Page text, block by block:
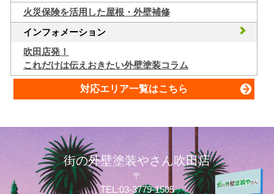
火災保険を活用した屋根・外壁補修
インフォメーション
吹田店発！
これだけは伝えおきたい外壁塗装コラム
対応エリア一覧はこちら
街の外壁塗装やさん吹田店
〒
TEL:03-3779-1505